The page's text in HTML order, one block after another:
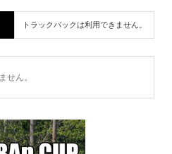
トラックバックは利用できません。
せん。